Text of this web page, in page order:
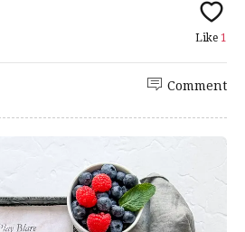
Like 1
Comment